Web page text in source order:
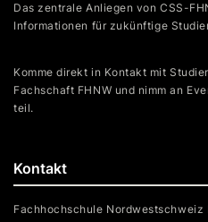
Kontakt
Fachhochschule Nordwestschweiz
Das zentrale Anliegen von CSS-
Informationen für zukünftige
Komme direkt in Kontakt mit
Fachschaft FHNW und nimm an
teil.